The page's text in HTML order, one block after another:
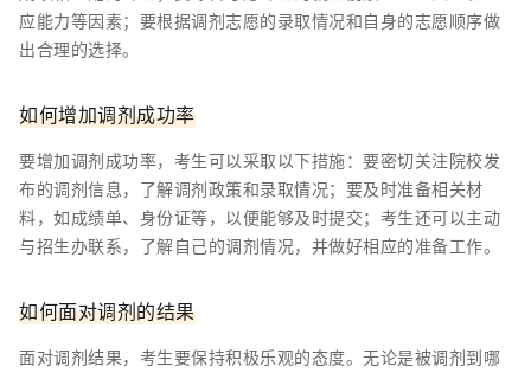
应能力等因素；要根据调剂志愿的录取情况和自身的志愿顺序做
出合理的选择。
如何增加调剂成功率
要增加调剂成功率，考生可以采取以下措施：要密切关注院校发
布的调剂信息，了解调剂政策和录取情况；要及时准备相关材
料，如成绩单、身份证等，以便能够及时提交；考生还可以主动
与招生办联系，了解自己的调剂情况，并做好相应的准备工作。
如何面对调剂的结果
面对调剂结果，考生要保持积极乐观的态度。无论是被调剂到哪